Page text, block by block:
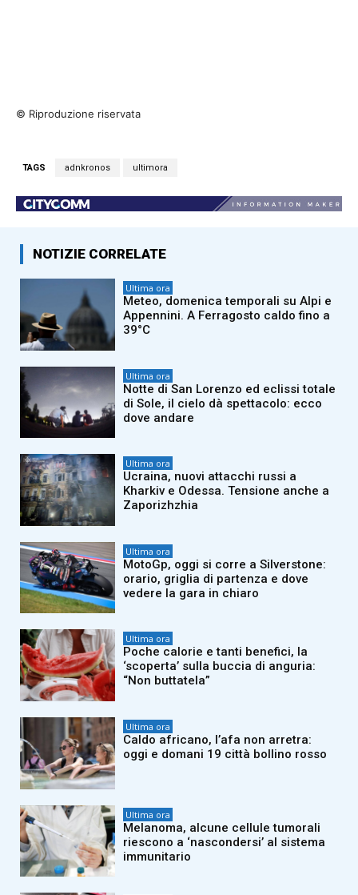
© Riproduzione riservata
TAGS adnkronos ultimora
NOTIZIE CORRELATE
Ultima ora
Meteo, domenica temporali su Alpi e
Appennini. A Ferragosto caldo fino a
39°C
Ultima ora
Notte di San Lorenzo ed eclissi totale
di Sole, il cielo dà spettacolo: ecco
dove andare
Ultima ora
Ucraina, nuovi attacchi russi a
Kharkiv e Odessa. Tensione anche a
Zaporizhzhia
Ultima ora
MotoGp, oggi si corre a Silverstone:
orario, griglia di partenza e dove
vedere la gara in chiaro
Ultima ora
Poche calorie e tanti benefici, la
‘scoperta’ sulla buccia di anguria:
“Non buttatela”
Ultima ora
Caldo africano, l’afa non arretra:
oggi e domani 19 città bollino rosso
Ultima ora
Melanoma, alcune cellule tumorali
riescono a ‘nascondersi’ al sistema
immunitario